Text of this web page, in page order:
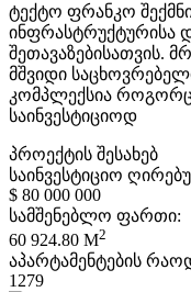
ტექტო ფრანკო
ინფრასტრუქტურისა
შეთავაზებისათვის.
მშვიდი
კომპლექსია როგორც
საინვესტიციოდ
პროექტის შესახებ
საინვესტიციო
$ 80 000 000
სამშენებლო ფართი:
60 924.80 M2
აპარტამენტების
1279